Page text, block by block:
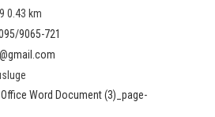
0.43 km
9065-721